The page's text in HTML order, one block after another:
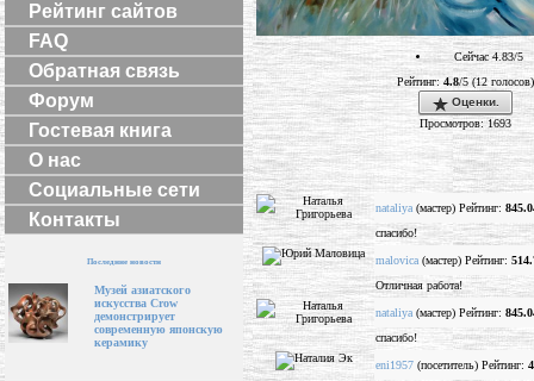
Рейтинг сайтов
FAQ
Обратная связь
Форум
Гостевая книга
О нас
Социальные сети
Контакты
Последние новости
Музей азиатского
искусства Crow
демонстрирует
современную японскую
керамику
Сейчас 4.83/5
Рейтинг: 4.8/5 (12 голосов)
Оценки.
Просмотров: 1693
nataliya (мастер) Рейтинг:
спасибо!
malovica (мастер) Рейтинг:
Отличная работа!
nataliya (мастер) Рейтинг:
спасибо!
eni1957 (посетитель) Рейтинг: